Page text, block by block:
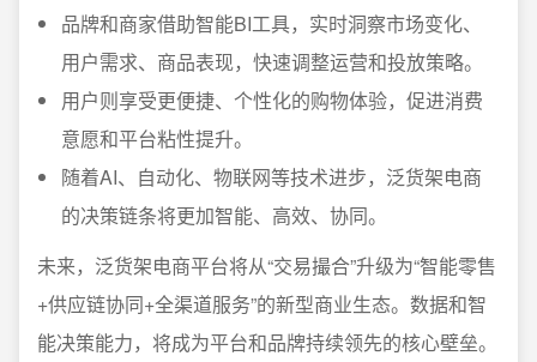
品牌和商家借助智能BI工具，实时洞察市场变化、
用户需求、商品表现，快速调整运营和投放策略。
用户则享受更便捷、个性化的购物体验，促进消费
意愿和平台粘性提升。
随着AI、自动化、物联网等技术进步，泛货架电商
的决策链条将更加智能、高效、协同。
未来，泛货架电商平台将从“交易撮合”升级为“智能零售
+供应链协同+全渠道服务”的新型商业生态。数据和智
能决策能力，将成为平台和品牌持续领先的核心壁垒。